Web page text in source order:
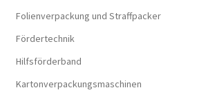
Folienverpackung und Straffpacker
Fördertechnik
Hilfsförderband
Kartonverpackungsmaschinen